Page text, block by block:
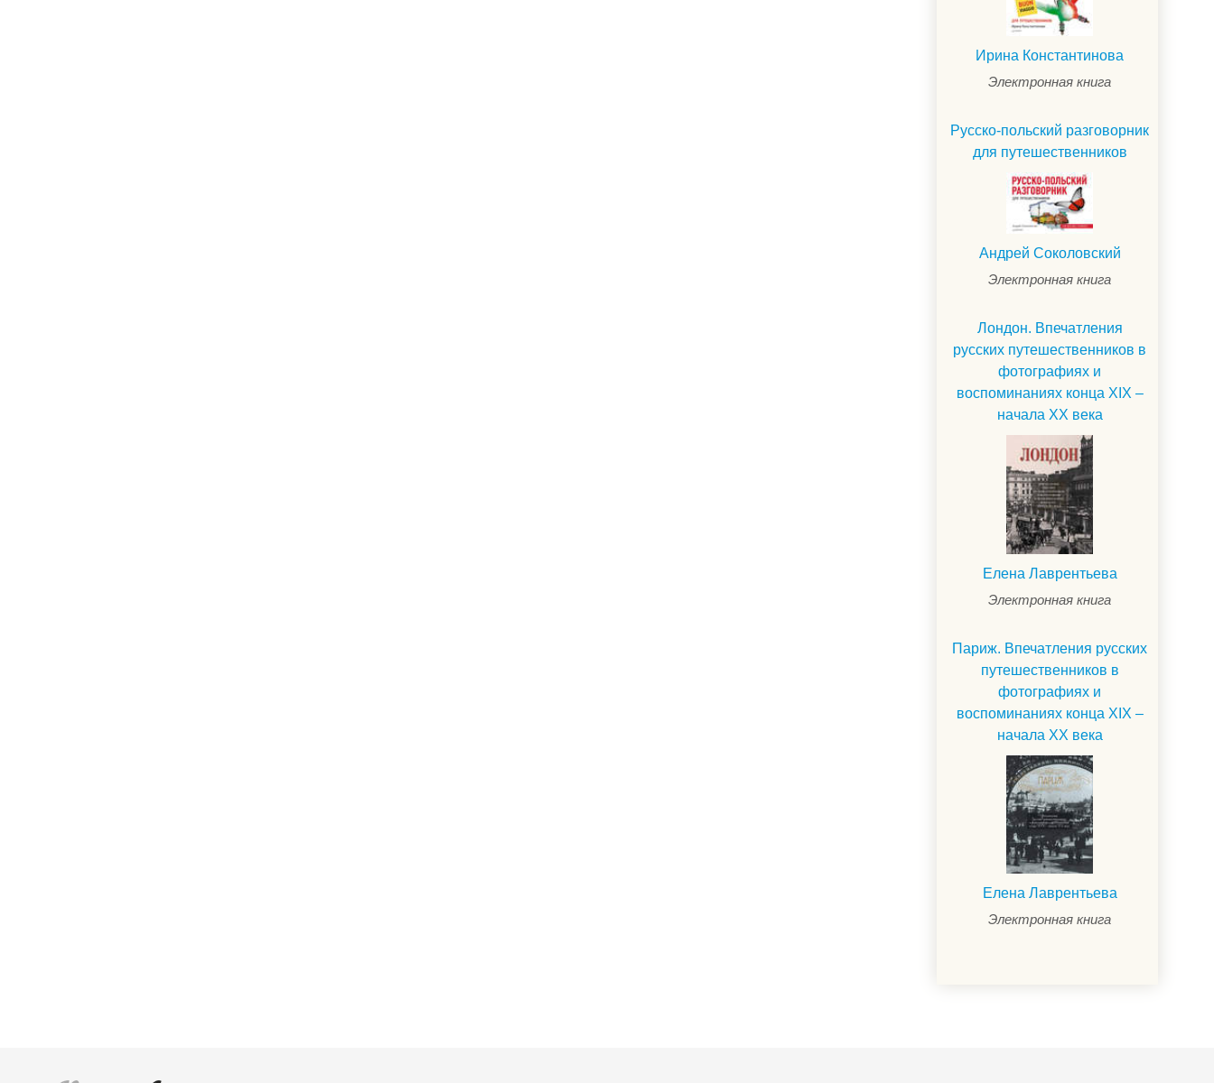
Ирина Константинова
Электронная книга
Русско-польский разговорник
для путешественников
Андрей Соколовский
Электронная книга
Лондон. Впечатления
русских путешественников в
фотографиях и
воспоминаниях конца XIX –
начала XX века
Елена Лаврентьева
Электронная книга
Париж. Впечатления русских
путешественников в
фотографиях и
воспоминаниях конца XIX –
начала XX века
Елена Лаврентьева
Электронная книга